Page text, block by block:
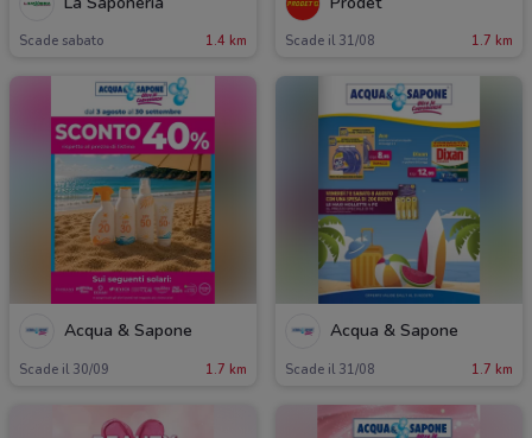
Scade sabato 1.4 km Scade il 31/08 1.7 km
Acqua & Sapone
Scade il 30/09 1.7 km
Acqua & Sapone
Scade il 31/08 1.7 km